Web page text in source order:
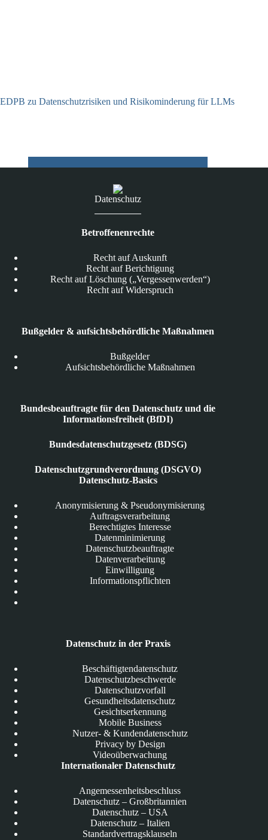
EDPB zu Datenschutzrisiken und Risikominderung für LLMs
Datenschutz
Betroffenenrechte
Recht auf Auskunft
Recht auf Berichtigung
Recht auf Löschung („Vergessenwerden“)
Recht auf Widerspruch
Bußgelder & aufsichtsbehördliche Maßnahmen
Bußgelder
Aufsichtsbehördliche Maßnahmen
Bundesbeauftragte für den Datenschutz und die
Informationsfreiheit (BfDI)
Bundesdatenschutzgesetz (BDSG)
Datenschutzgrundverordnung (DSGVO)
Datenschutz-Basics
Anonymisierung & Pseudonymisierung
Auftragsverarbeitung
Berechtigtes Interesse
Datenminimierung
Datenschutzbeauftragte
Datenverarbeitung
Einwilligung
Informationspflichten
Datenschutz in der Praxis
Beschäftigtendatenschutz
Datenschutzbeschwerde
Datenschutzvorfall
Gesundheitsdatenschutz
Gesichtserkennung
Mobile Business
Nutzer- & Kundendatenschutz
Privacy by Design
Videoüberwachung
Internationaler Datenschutz
Angemessenheitsbeschluss
Datenschutz – Großbritannien
Datenschutz – USA
Datenschutz – Italien
Standardvertragsklauseln